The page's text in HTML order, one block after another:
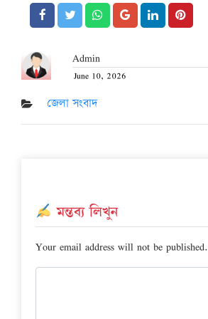
Admin
Posted
on
June 10, 2026
জেলা সংবাদ
মন্তব্য লিখুন
Your email address will not be published.